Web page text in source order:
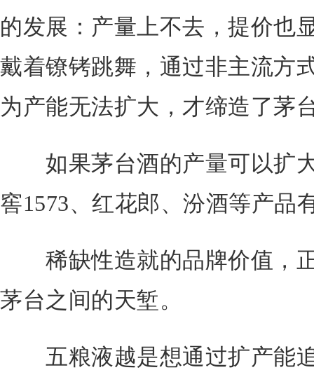
的发展：产量上不去，提价也
戴着镣铐跳舞，通过非主流方
为产能无法扩大，才缔造了茅
如果茅台酒的产量可以扩
窖1573、红花郎、汾酒等产品
稀缺性造就的品牌价值，
茅台之间的天堑。
五粮液越是想通过扩产能